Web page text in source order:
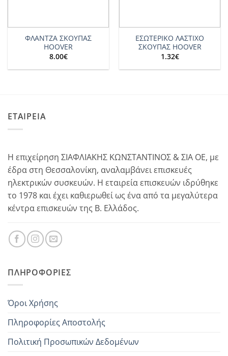
ΦΛΑΝΤΖΑ ΣΚΟΥΠΑΣ
HOOVER
8.00€
ΕΣΩΤΕΡΙΚΟ ΛΑΣΤΙΧΟ
ΣΚΟΥΠΑΣ HOOVER
1.32€
ΕΤΑΙΡΕΙΑ
Η επιχείρηση ΣΙΑΦΛΙΑΚΗΣ ΚΩΝΣΤΑΝΤΙΝΟΣ & ΣΙΑ ΟΕ, με
έδρα στη Θεσσαλονίκη, αναλαμβάνει επισκευές
ηλεκτρικών συσκευών. Η εταιρεία επισκευών ιδρύθηκε
το 1978 και έχει καθιερωθεί ως ένα από τα μεγαλύτερα
κέντρα επισκευών της Β. Ελλάδος.
ΠΛΗΡΟΦΟΡΊΕΣ
Όροι Χρήσης
Πληροφορίες Αποστολής
Πολιτική Προσωπικών Δεδομένων